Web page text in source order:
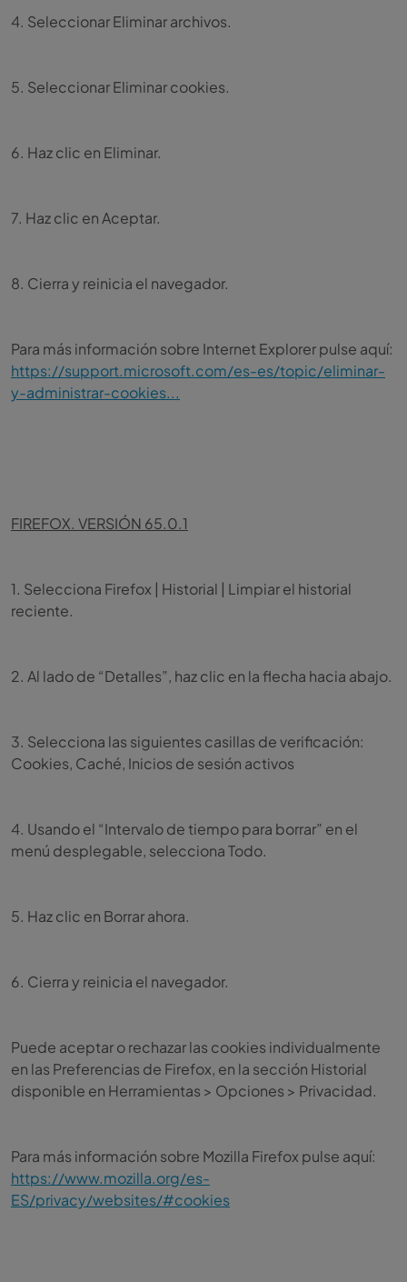
4. Seleccionar Eliminar archivos.
5. Seleccionar Eliminar cookies.
6. Haz clic en Eliminar.
7. Haz clic en Aceptar.
8. Cierra y reinicia el navegador.
Para más información sobre Internet Explorer pulse aquí:
https://support.microsoft.com/es-es/topic/eliminar-
y-administrar-cookies...
FIREFOX. VERSIÓN 65.0.1
1. Selecciona Firefox | Historial | Limpiar el historial
reciente.
2. Al lado de “Detalles”, haz clic en la flecha hacia abajo.
3. Selecciona las siguientes casillas de verificación:
Cookies, Caché, Inicios de sesión activos
4. Usando el “Intervalo de tiempo para borrar” en el
menú desplegable, selecciona Todo.
5. Haz clic en Borrar ahora.
6. Cierra y reinicia el navegador.
Puede aceptar o rechazar las cookies individualmente
en las Preferencias de Firefox, en la sección Historial
disponible en Herramientas > Opciones > Privacidad.
Para más información sobre Mozilla Firefox pulse aquí:
https://www.mozilla.org/es-
ES/privacy/websites/#cookies